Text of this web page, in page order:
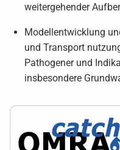
weitergehender
Modellentwicklung
und Transport
Pathogener und
insbesondere